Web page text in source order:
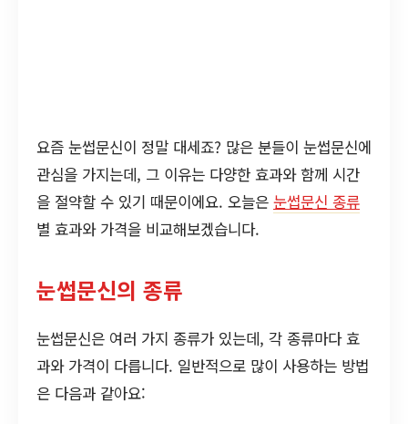
요즘 눈썹문신이 정말 대세죠? 많은 분들이 눈썹문신에
관심을 가지는데, 그 이유는 다양한 효과와 함께 시간
을 절약할 수 있기 때문이에요. 오늘은 눈썹문신 종류
별 효과와 가격을 비교해보겠습니다.
눈썹문신의 종류
눈썹문신은 여러 가지 종류가 있는데, 각 종류마다 효
과와 가격이 다릅니다. 일반적으로 많이 사용하는 방법
은 다음과 같아요: